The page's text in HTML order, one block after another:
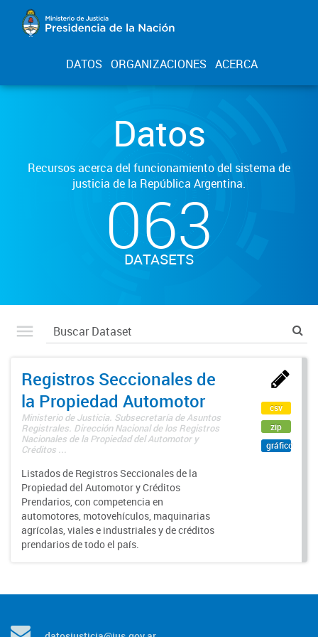
DATOS ORGANIZACIONES ACERCA
Datos
Recursos acerca del funcionamiento del sistema de
justicia de la República Argentina.
063
DATASETS
Registros Seccionales de
la Propiedad Automotor
Ministerio de Justicia. Subsecretaría de Asuntos
Registrales. Dirección Nacional de los Registros
Nacionales de la Propiedad del Automotor y
Créditos ...
Listados de Registros Seccionales de la
Propiedad del Automotor y Créditos
Prendarios, con competencia en
automotores, motovehículos, maquinarias
agrícolas, viales e industriales y de créditos
prendarios de todo el país.
csv
zip
gráfico